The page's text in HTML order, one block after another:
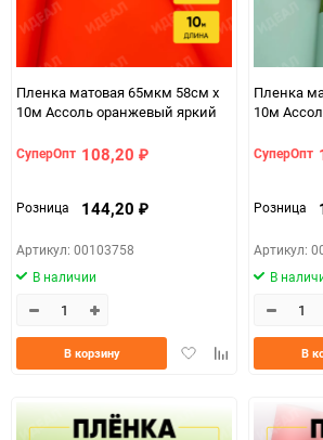
Пленка матовая 65мкм 58см х
10м Ассоль оранжевый яркий
СуперОпт 108,20 ₽
Розница 144,20 ₽
Артикул: 00103758
В наличии
ДобавитьДобавить
В корзину
Пленка
10м
СуперОпт
Розница
Артикул:
В
В